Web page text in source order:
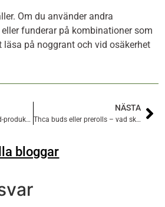
Om du använder andra
funderar på kombinationer som
läsa på noggrant och vid osäkerhet
Guide till att läsa en cbd-produktetikett
NÄSTA
Thca buds eller prerolls – vad skiljer produkterna åt?
bloggar